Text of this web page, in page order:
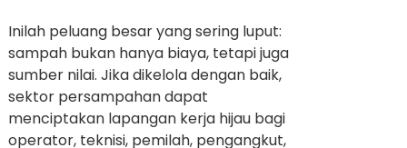
Inilah peluang besar yang sering luput:
sampah bukan hanya biaya, tetapi juga
sumber nilai. Jika dikelola dengan baik,
sektor persampahan dapat
menciptakan lapangan kerja hijau bagi
operator, teknisi, pemilah, pengangkut,